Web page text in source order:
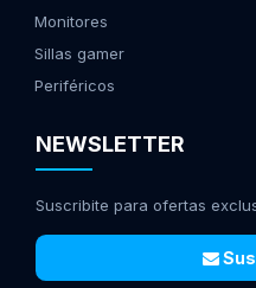
Monitores
Sillas gamer
Periféricos
NEWSLETTER
Suscribite para ofertas